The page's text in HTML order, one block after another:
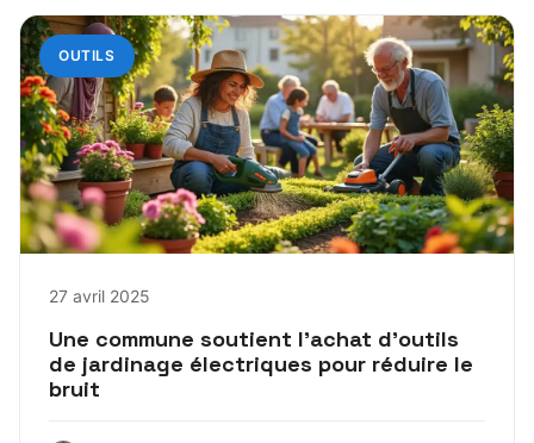
OUTILS
27 avril 2025
Une commune soutient l’achat d’outils
de jardinage électriques pour réduire le
bruit